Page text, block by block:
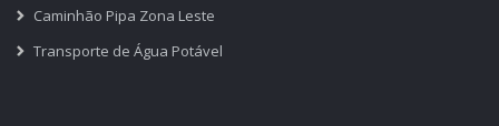
Caminhão Pipa Zona Leste
Transporte de Água Potável